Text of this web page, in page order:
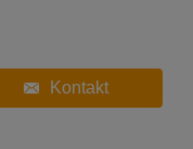
Kontakt